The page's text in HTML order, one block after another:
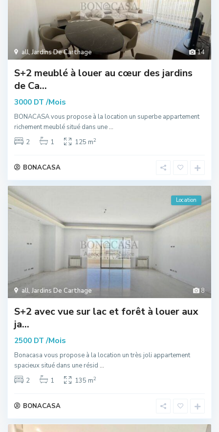
14
all,Jardins De Carthage
S+2 meublé à louer au cœur des jardins
de Ca...
3000 DT/Mois
BONACASA vous propose à la location un superbe appartement
richement meublé situé dans une...
2
1 125 m2
BONACASA
8
all,Jardins De Carthage
Location
S+2 avec vue sur lac et forêt à louer aux
ja...
2500 DT/Mois
Bonacasa vous propose à la location un très joli appartement
spacieux situé dans une résid ...
2
1 135 m2
BONACASA